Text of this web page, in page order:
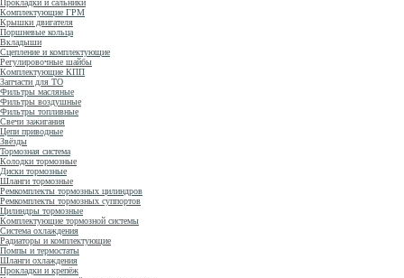
Прокладки и сальники
Комплектующие ГРМ
Крышки двигателя
Поршневые кольца
Вкладыши
Сцепление и комплектующие
Регулировочные шайбы
Комплектующие КПП
Запчасти для ТО
Фильтры масляные
Фильтры воздушные
Фильтры топливные
Свечи зажигания
Цепи приводные
Звёзды
Тормозная система
Колодки тормозные
Диски тормозные
Шланги тормозные
Ремкомплекты тормозных цилиндров
Ремкомплекты тормозных суппортов
Цилиндры тормозные
Комплектующие тормозной системы
Система охлаждения
Радиаторы и комплектующие
Помпы и термостаты
Шланги охлаждения
Прокладки и крепёж